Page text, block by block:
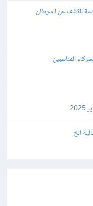
للكشف عن السرطان
المناسبين
الخ